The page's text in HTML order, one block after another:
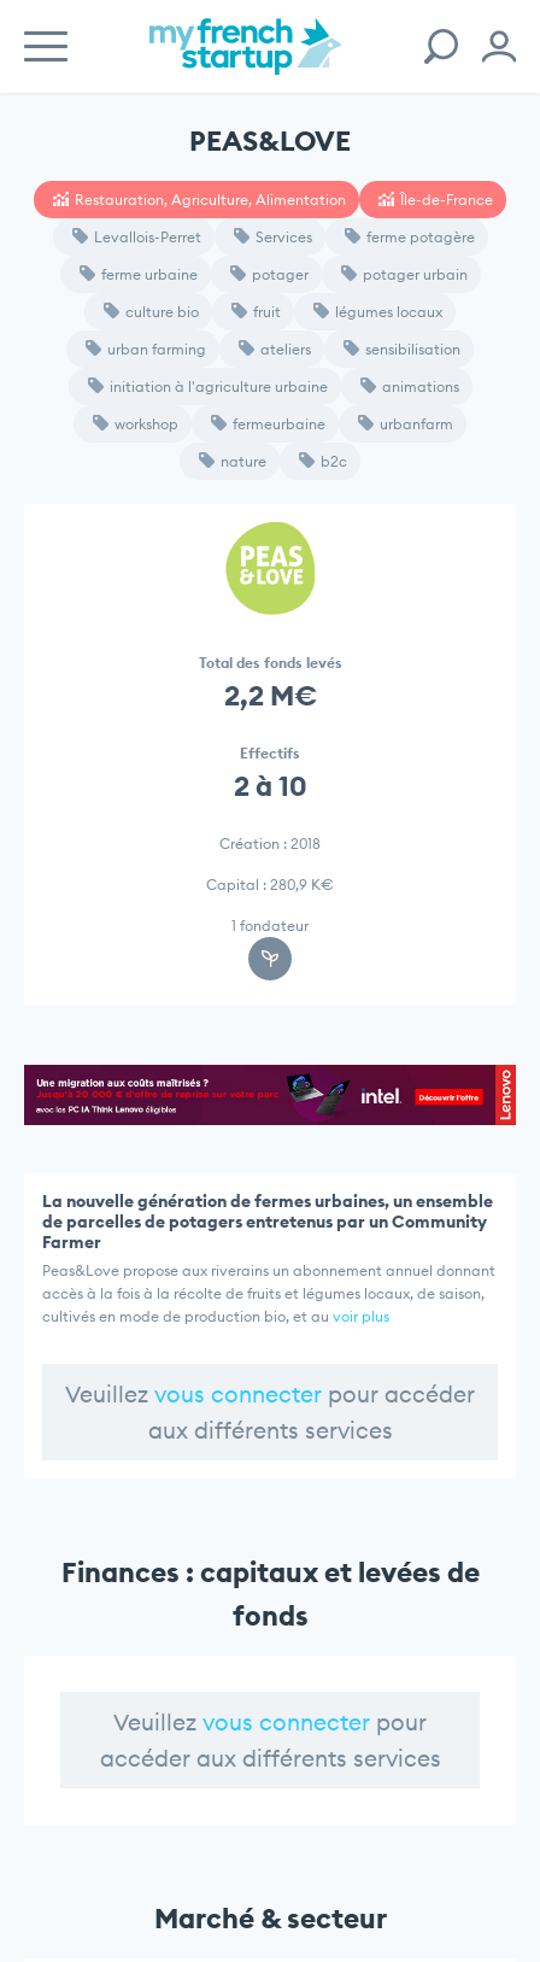
PEAS&LOVE
Restauration, Agriculture, Alimentation Île-de-France
Levallois-Perret Services ferme potagère
ferme urbaine potager potager urbain
culture bio fruit légumes locaux
urban farming ateliers sensibilisation
initiation à l'agriculture urbaine animations
workshop fermeurbaine urbanfarm
nature b2c
Total des fonds levés
2,2 M€
Effectifs
2 à 10
Création : 2018
Capital : 280,9 K€
1 fondateur
La nouvelle génération de fermes urbaines, un ensemble
de parcelles de potagers entretenus par un Community
Farmer
Peas&Love propose aux riverains un abonnement annuel donnant
accès à la fois à la récolte de fruits et légumes locaux, de saison,
cultivés en mode de production bio, et au voir plus
Veuillez vous connecter pour accéder
aux différents services
Finances : capitaux et levées de
fonds
Veuillez vous connecter pour
accéder aux différents services
Marché & secteur